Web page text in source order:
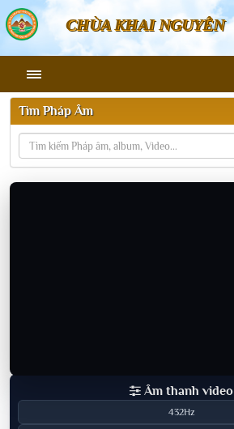
CHÙA KHAI NGUYÊN
Tìm Pháp Âm
Âm thanh video
432Hz